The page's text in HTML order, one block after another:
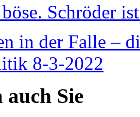
Schröder
in der Falle –
8-3-2022
auch Sie